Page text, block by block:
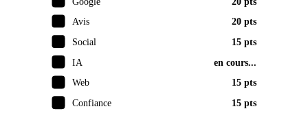
Avis
20 pts
Social 15 pts
IA en cours...
Web 15 pts
Confiance 15 pts